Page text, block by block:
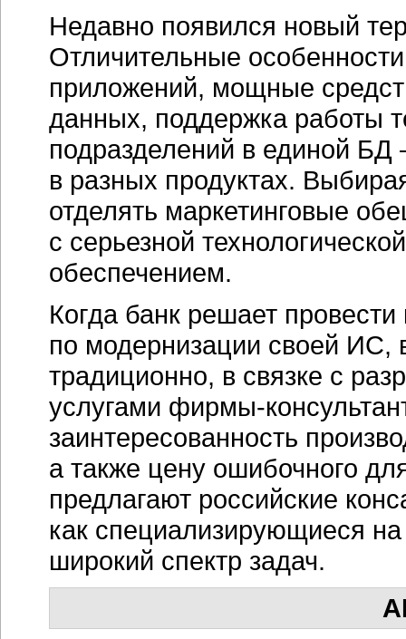
Недавно появился новый
Отличительные
приложений, мощные
данных, поддержка работы
подразделений в единой
в разных продуктах.
отделять маркетинговые
с серьезной
обеспечением.
Когда банк решает
по модернизации своей ИС,
традиционно, в связке с
услугами фирмы-
заинтересованность
а также цену ошибочного
предлагают российские
как специализирующиеся
широкий спектр задач.